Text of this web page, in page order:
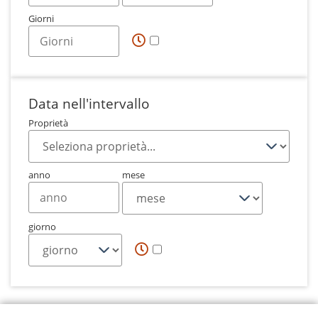
Giorni
Data nell'intervallo
Proprietà
anno mese
giorno